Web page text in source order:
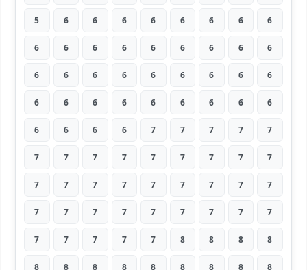
5 6 6 6 6 6 6 6 6
6 6 6 6 6 6 6 6 6
6 6 6 6 6 6 6 6 6
6 6 6 6 6 6 6 6 6
6 6 6 6 7 7 7 7 7
7 7 7 7 7 7 7 7 7
7 7 7 7 7 7 7 7 7
7 7 7 7 7 7 7 7 7
7 7 7 7 7 8 8 8 8
8 8 8 8 8 8 8 8 8